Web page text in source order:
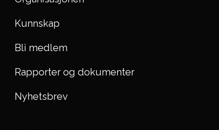
Kunnskap
Bli medlem
Rapporter og dokumenter
Nyhetsbrev